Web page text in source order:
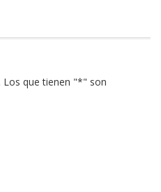
Los que tienen "*" son